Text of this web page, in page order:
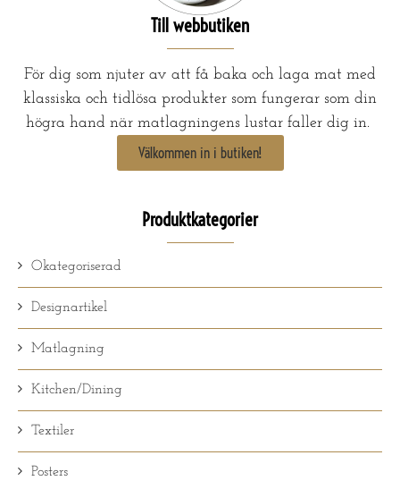
Till webbutiken
För dig som njuter av att få baka och laga mat med
klassiska och tidlösa produkter som fungerar som din
högra hand när matlagningens lustar faller dig in.
Välkommen in i butiken!
Produktkategorier
Okategoriserad
Designartikel
Matlagning
Kitchen/Dining
Textiler
Posters